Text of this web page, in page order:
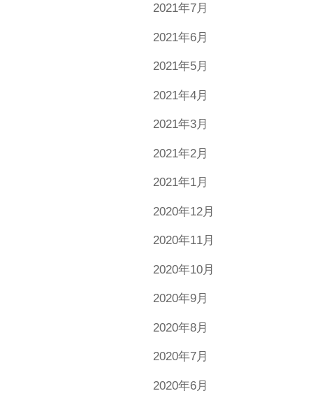
2021年7月
2021年6月
2021年5月
2021年4月
2021年3月
2021年2月
2021年1月
2020年12月
2020年11月
2020年10月
2020年9月
2020年8月
2020年7月
2020年6月